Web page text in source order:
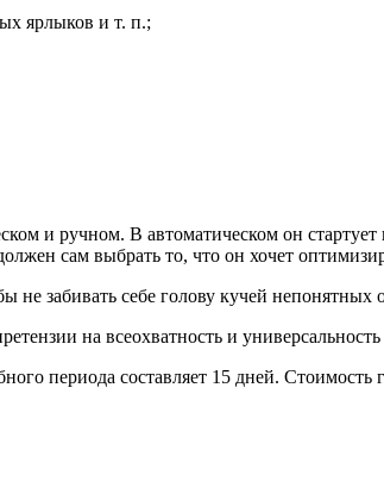
ярлыков и т. п.;
и ручном. В автоматическом он
сам выбрать то, что он хочет
не забивать себе голову кучей непонятных
на всеохватность и универсальность
периода составляет 15 дней.